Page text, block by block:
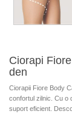
Ciorapi
den
Ciorapii Fiore Body
confortul zilnic. Cu o
suport eficient.